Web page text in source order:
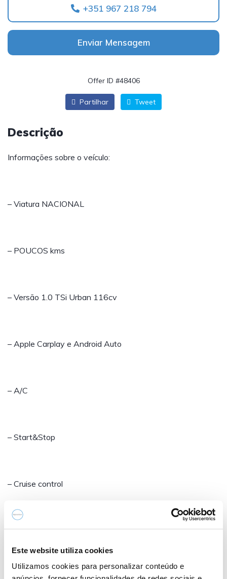
Este website utiliza cookies
Utilizamos cookies para personalizar conteúdo e
+351 967 218 794
Enviar Mensagem
Offer ID #48406
Partilhar Tweet
Descrição
Informações sobre o veículo:
– Viatura NACIONAL
– POUCOS kms
– Versão 1.0 TSi Urban 116cv
– Apple Carplay e Android Auto
– A/C
– Start&Stop
– Cruise control
– Retrovisores elétricos, rebatíveis e aquecidos
– Sensor de luz